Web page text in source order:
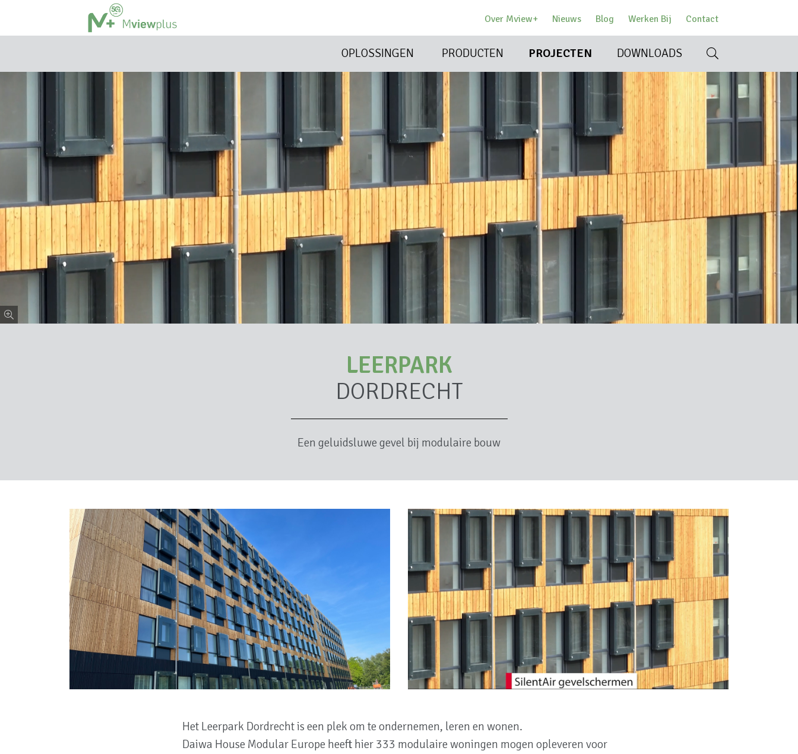
Over Mview+ Nieuws Blog Werken Bij Contact
OPLOSSINGEN PRODUCTEN PROJECTEN DOWNLOADS
LEERPARK
DORDRECHT
Een geluidsluwe gevel bij modulaire bouw
Het Leerpark Dordrecht is een plek om te ondernemen, leren en wonen.
Daiwa House Modular Europe heeft hier 333 modulaire woningen mogen opleveren voor